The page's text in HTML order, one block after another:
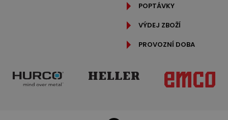
POPTÁVKY
VÝDEJ ZBOŽÍ
PROVOZNÍ DOBA